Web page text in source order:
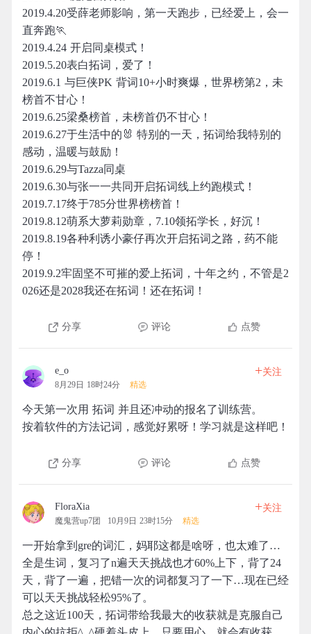
2019.4.20受薛老师影响，第一天跑步，已经爱上，会一
直奔跑🏃
2019.4.24 开启同桌模式！
2019.5.20表白拓词，爱了！
2019.6.1 与巨侠PK 背词10+小时爽爆，世界榜第2，未
榜首不甘心！
2019.6.25梁桑榜首，未榜首仍不甘心！
2019.6.27于生活中的🐰 特别的一天，拓词给我特别的
感动，温暖与鼓励！
2019.6.29与Tazza同桌
2019.6.30与张一一共同开启拓词线上约跑模式！
2019.7.17终于785分世界榜榜首！
2019.8.12萌系大萝莉勋章，7.10领拓学长，好沉！
2019.8.19各种利诱小豪仔再次开启拓词之路，药不能
停！
2019.9.2牢固坚不可摧的爱上拓词，十年之约，不管是2
026还是2028我还在拓词！还在拓词！
分享 评论 点赞
e_o
8月29日 18时24分 精选
+关注
今天第一次用 拓词 并且还冲动的报名了训练营。
按着软件的方法记词，感觉好累呀！学习就是这样吧！
分享 评论 点赞
FloraXia
魔鬼营up7团 10月9日 23时15分 精选
+关注
一开始拿到gre的词汇，妈耶这都是啥呀，也太难了…
全是生词，复习了n遍天天挑战也才60%上下，背了24
天，背了一遍，把错一次的词都复习了一下…现在已经
可以天天挑战轻松95%了。
总之这近100天，拓词带给我最大的收获就是克服自己